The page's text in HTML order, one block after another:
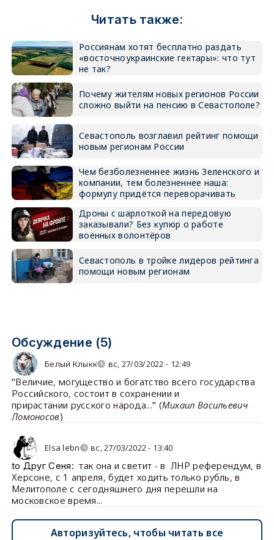
Читать также:
Россиянам хотят бесплатно раздать
«восточноукраинские гектары»: что тут
не так?
Почему жителям новых регионов России
сложно выйти на пенсию в Севастополе?
Севастополь возглавил рейтинг помощи
новым регионам России
Чем безболезненнее жизнь Зеленского и
компании, тем болезненнее наша:
формулу придётся переворачивать
Дроны с шарлоткой на передовую
заказывали? Без купюр о работе
военных волонтёров
Севастополь в тройке лидеров рейтинга
помощи новым регионам
Обсуждение (5)
Белый Клыкк вс, 27/03/2022 - 12:49
"Величие, могущество и богатство всего государства
Российского, состоит в сохранении и
прирастании русского народа..." (Михаил Васильевич
Ломоносов)
Elsa lebn вс, 27/03/2022 - 13:40
to Друг Сеня: так она и светит - в ЛНР референдум, в
Херсоне, с 1 апреля, будет ходить только рубль, в
Мелитополе с сегодняшнего дня перешли на
московское время...
Авторизуйтесь, чтобы читать все